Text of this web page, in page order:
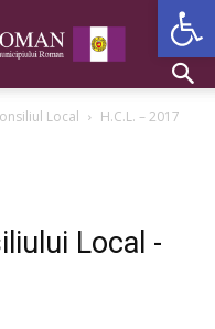
Local H.C.L. – 2017
Local -